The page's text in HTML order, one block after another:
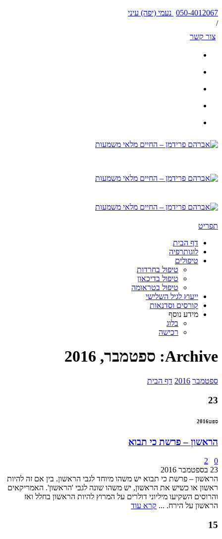
050-4012067 נעמי (יפה) עיני
/
צור קשר
תפריט
דף הבית
לוגותרפיה
טיפולים
טיפול בחרדות
טיפול בדיכאון
טיפול בטראומה
ייעוץ לגיל השלישי
קורסים וסדנאות
מידע נוסף
בלוג
רכישה
Archive: ספטמבר, 2016
ספטמבר 2016 דף הבית
23
ספט2016
הראשון – פרשת כי תבוא
0
2
23 בספטמבר 2016
הראשון – פרשת כי תבוא יש משהו מיוחד לגבי הראשון. בין אם זה להיות
ראשון או כשיש את הראשון, יש משהו שונה לגבי 'הראשון'. האמריקאים
והרוסים השקיעו מיליוני דולרים על המרוץ להיות הראשון בחלל ואז
הראשון על הירח. ... קרא עוד
15